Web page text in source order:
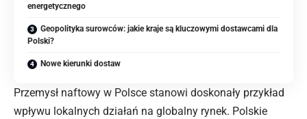
energetycznego
Geopolityka surowców: jakie kraje są kluczowymi dostawcami dla
Polski?
Nowe kierunki dostaw
Przemysł naftowy w Polsce stanowi doskonały przykład
wpływu lokalnych działań na globalny rynek. Polskie